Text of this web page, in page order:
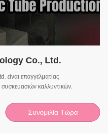
Co., Ltd.
επαγγελματίας
καλλυντικών.
Συνομιλία Τώρα